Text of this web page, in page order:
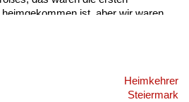
ist, aber wir waren
Heimkehrer
Steiermark